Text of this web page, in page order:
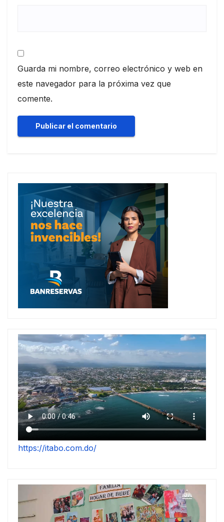
Guarda mi nombre, correo electrónico y web en
este navegador para la próxima vez que
comente.
https://itabo.com.do/